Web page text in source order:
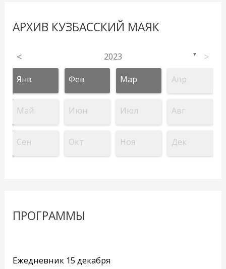
АРХИВ КУЗБАССКИЙ МАЯК
< 2023 ▼ >
Янв Фев Мар Апр
Май Июн Июл Авг
Сен Окт Ноя Дек
ПРОГРАММЫ
Ежедневник 15 декабря